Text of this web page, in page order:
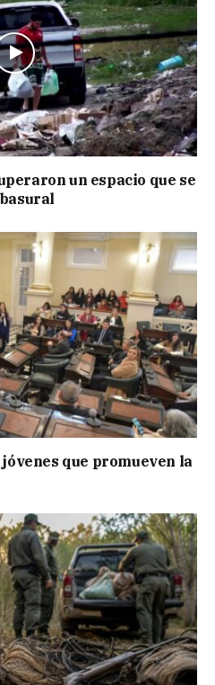
un espacio que se
que promueven la